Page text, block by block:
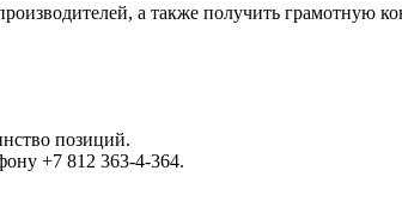
а также получить грамотную
позиций.
+7 812 363-4-364.